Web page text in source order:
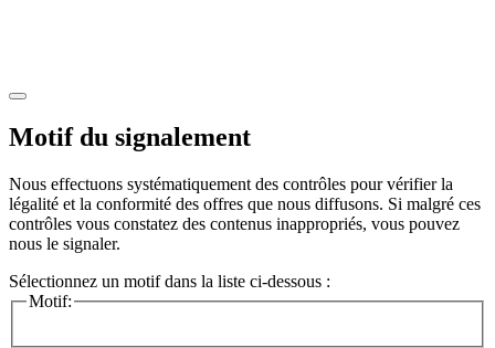
Motif du signalement
Nous effectuons systématiquement des contrôles pour vérifier la
légalité et la conformité des offres que nous diffusons. Si malgré ces
contrôles vous constatez des contenus inappropriés, vous pouvez
nous le signaler.
Sélectionnez un motif dans la liste ci-dessous :
Motif: